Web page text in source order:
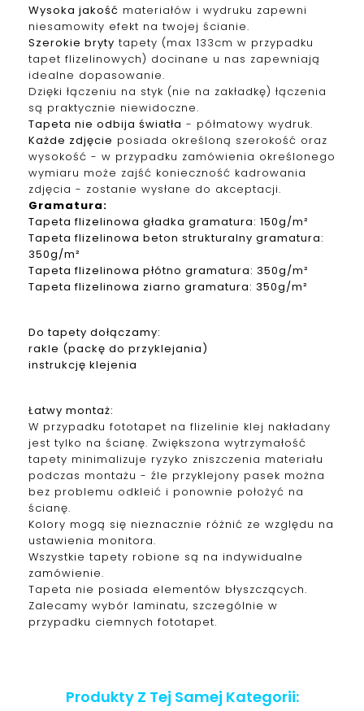
Wysoka jakość materiałów i wydruku zapewni
niesamowity efekt na twojej ścianie.
Szerokie bryty tapety (max 133cm w przypadku
tapet flizelinowych) docinane u nas zapewniają
idealne dopasowanie.
Dzięki łączeniu na styk (nie na zakładkę) łączenia
są praktycznie niewidoczne.
Tapeta nie odbija światła - półmatowy wydruk.
Każde zdjęcie posiada określoną szerokość oraz
wysokość - w przypadku zamówienia określonego
wymiaru może zajść konieczność kadrowania
zdjęcia - zostanie wysłane do akceptacji.
Gramatura:
Tapetaflizelinowa gładka gramatura: 150g/m²
Tapetaflizelinowa beton strukturalny gramatura:
350g/m²
Tapetaflizelinowa płótno gramatura: 350g/m²
Tapetaflizelinowa ziarno gramatura: 350g/m²
Do tapety dołączamy:
rakle (packę do przyklejania)
instrukcję klejenia
Łatwy montaż:
W przypadku fototapet na flizelinie klej nakładany
jest tylko na ścianę. Zwiększona wytrzymałość
tapety minimalizuje ryzyko zniszczenia materiału
podczas montażu - źle przyklejony pasek można
bez problemu odkleić i ponownie położyć na
ścianę.
Kolory mogą się nieznacznie różnić ze względu na
ustawienia monitora.
Wszystkie tapety robione są na indywidualne
zamówienie.
Tapeta nie posiada elementów błyszczących.
Zalecamy wybór laminatu, szczególnie w
przypadku ciemnych fototapet.
Produkty Z Tej Samej Kategorii: